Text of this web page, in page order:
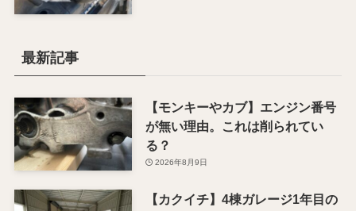
最新記事
【モンキーやカブ】エンジン番号
が無い理由。これは削られてい
る？
2026年8月9日
【カクイチ】4棟ガレージ1年目の